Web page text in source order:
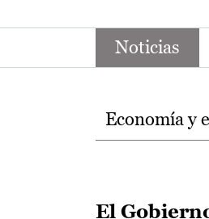
Noticias
Temas
Economía y
El